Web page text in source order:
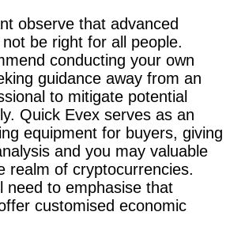
observe that advanced
be right for all people.
conducting your own
guidance away from an
to mitigate potential
Quick Evex serves as an
equipment for buyers, giving
and you may valuable
realm of cryptocurrencies.
need to emphasise that
customised economic